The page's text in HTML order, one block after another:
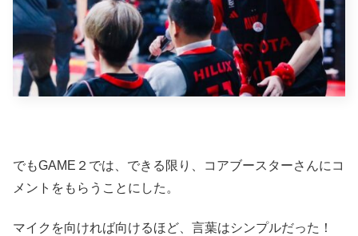
でもGAME２では、できる限り、コアブースターさんにコ
メントをもらうことにした。
マイクを向ければ向けるほど、言葉はシンプルだった！